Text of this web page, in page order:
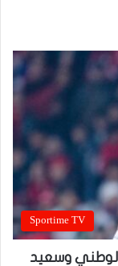
Sportime TV
وسعيد